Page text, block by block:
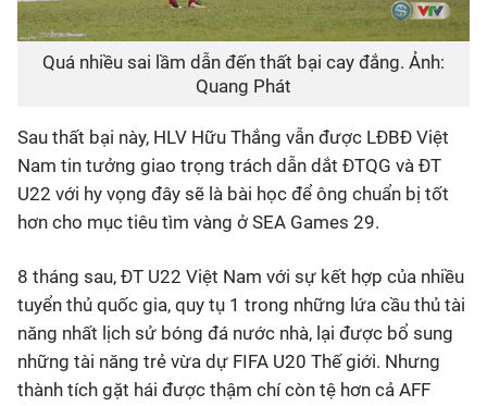
Quá nhiều sai lầm dẫn đến thất bại cay đắng. Ảnh:
Quang Phát
Sau thất bại này, HLV Hữu Thắng vẫn được LĐBĐ Việt
Nam tin tưởng giao trọng trách dẫn dắt ĐTQG và ĐT
U22 với hy vọng đây sẽ là bài học để ông chuẩn bị tốt
hơn cho mục tiêu tìm vàng ở SEA Games 29.
8 tháng sau, ĐT U22 Việt Nam với sự kết hợp của nhiều
tuyển thủ quốc gia, quy tụ 1 trong những lứa cầu thủ tài
năng nhất lịch sử bóng đá nước nhà, lại được bổ sung
những tài năng trẻ vừa dự FIFA U20 Thế giới. Nhưng
thành tích gặt hái được thậm chí còn tệ hơn cả AFF